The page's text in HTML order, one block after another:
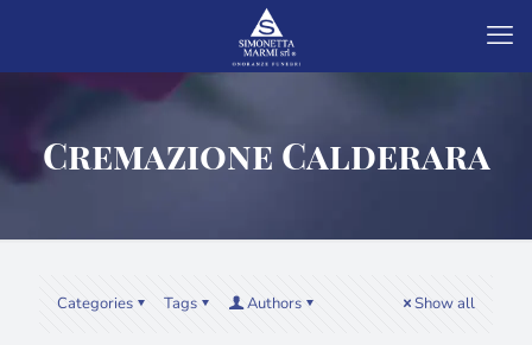
Cremazione Calderara
Categories Tags Authors Show all